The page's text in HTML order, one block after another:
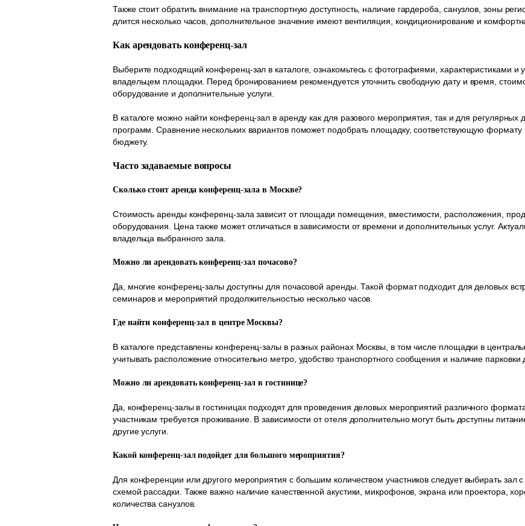
Также стоит обратить внимание на транспортную доступность, наличие гардероба, санузлов, зоны
длится несколько часов, дополнительное значение имеют вентиляция, кондиционирование и
Как арендовать конференц-зал
Выберите подходящий конференц-зал в каталоге, ознакомьтесь с фотографиями, характеристиками и
владельцем площадки. Перед бронированием рекомендуется уточнить свободную дату и время,
оборудование и дополнительные услуги.
В каталоге можно найти конференц-зал в аренду как для разового мероприятия, так и для
программ. Сравнение нескольких вариантов поможет подобрать площадку, соответствующую
бюджету.
Часто задаваемые вопросы
Сколько стоит аренда конференц-зала в Москве?
Стоимость аренды конференц-зала зависит от площади помещения, вместимости, расположения,
оборудования. Цена также может отличаться в зависимости от времени и дополнительных услуг.
владельца выбранного зала.
Можно ли арендовать конференц-зал почасово?
Да, многие конференц-залы доступны для почасовой аренды. Такой формат подходит для деловых
семинаров и мероприятий продолжительностью несколько часов.
Где найти конференц-зал в центре Москвы?
В каталоге представлены конференц-залы в разных районах Москвы, в том числе площадки в
учитывать расположение относительно метро, удобство транспортного сообщения и наличие парковки
Можно ли арендовать конференц-зал в гостинице?
Да, конференц-залы в гостиницах подходят для проведения деловых мероприятий различного
участникам требуется проживание. В зависимости от отеля дополнительно могут быть доступны
другие услуги.
Какой конференц-зал подойдет для большого мероприятия?
Для конференции или другого мероприятия с большим количеством участников следует выбирать зал
схемой рассадки. Также важно наличие качественной акустики, микрофонов, экрана или проектора,
количества санузлов.